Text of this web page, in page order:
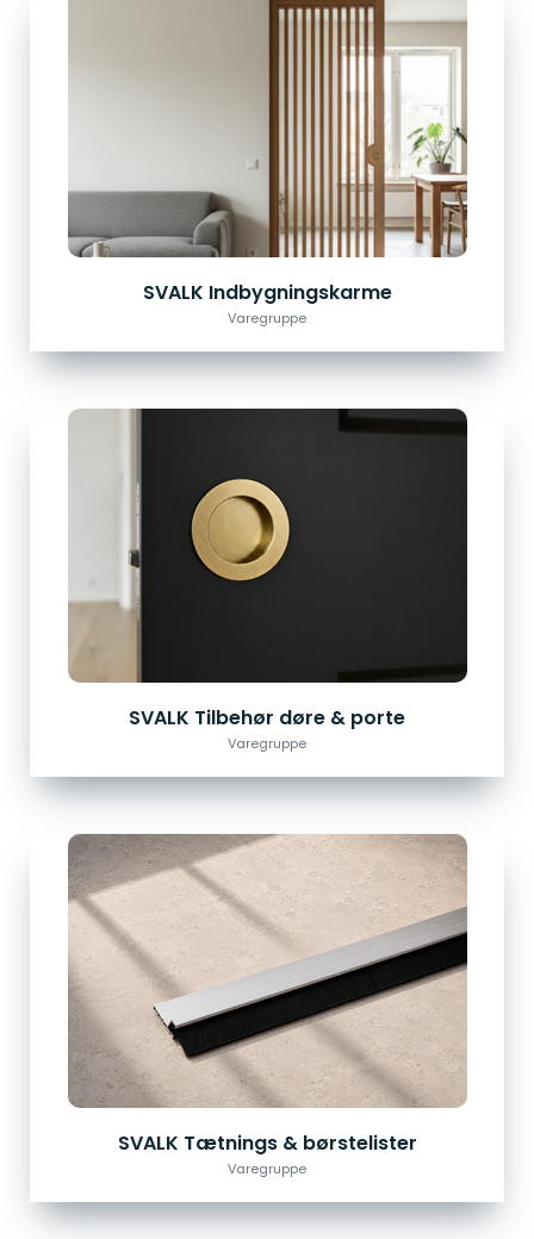
SVALK Indbygningskarme
Varegruppe
SVALK Tilbehør døre & porte
Varegruppe
SVALK Tætnings & børstelister
Varegruppe